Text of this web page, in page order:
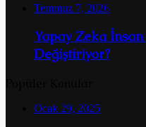
Temmuz 7, 2026
Yapay Zeka İnsan
Değiştiriyor?
Ocak 29, 2025